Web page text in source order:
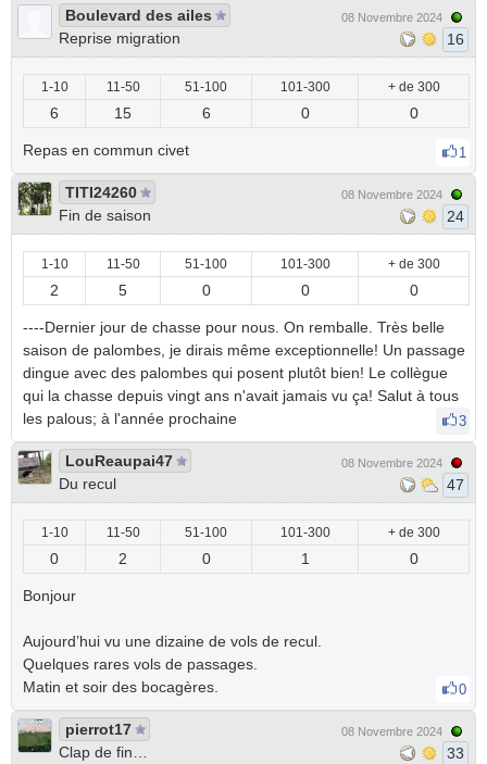
Boulevard des ailes
Reprise migration
08 Novembre 2024
16
1-10 11-50 51-100 101-300 + de 300
6 15 6 0 0
Repas en commun civet 1
TITI24260
Fin de saison
08 Novembre 2024
24
1-10 11-50 51-100 101-300 + de 300
2 5 0 0 0
----Dernier jour de chasse pour nous. On remballe. Très belle
saison de palombes, je dirais même exceptionnelle! Un passage
dingue avec des palombes qui posent plutôt bien! Le collègue
qui la chasse depuis vingt ans n'avait jamais vu ça! Salut à tous
les palous; à l'année prochaine
3
LouReaupai47
Du recul
08 Novembre 2024
47
1-10 11-50 51-100 101-300 + de 300
0 2 0 1 0
Bonjour
Aujourd’hui vu une dizaine de vols de recul.
Quelques rares vols de passages.
Matin et soir des bocagères.
0
pierrot17
Clap de fin…
08 Novembre 2024
33